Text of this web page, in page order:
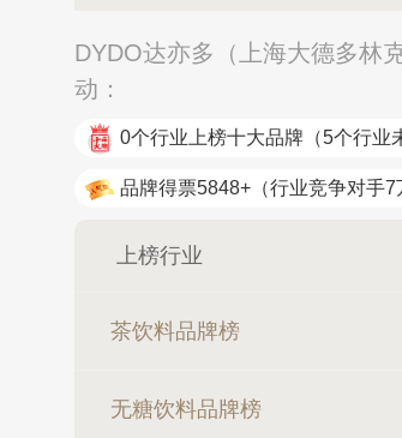
DYDO达亦多（上海大德多林
动：
0个行业上榜十大品牌 （5个行业
品牌得票5848+ （行业竞争对手7
上榜行业
茶饮料品牌榜
无糖饮料品牌榜